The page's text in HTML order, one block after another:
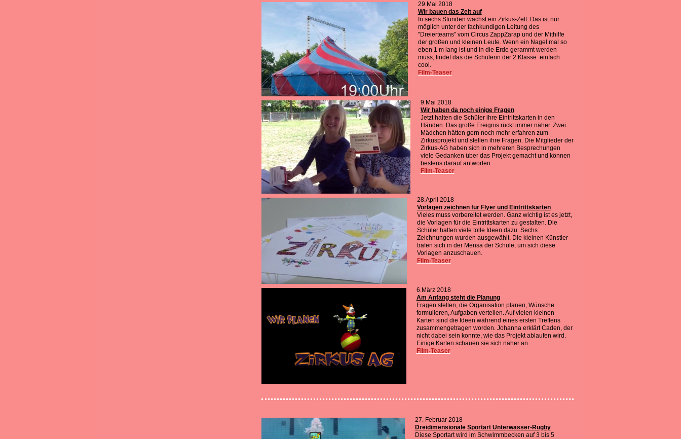
29.Mai 2018
Wir bauen das Zelt auf
In sechs Stunden wächst ein Zirkus-Zelt. Das ist nur
möglich unter der fachkundigen Leitung des
"Dreierteams" vom Circus ZappZarap und der Mithilfe
der großen und kleinen Leute. Wenn ein Nagel mal so
eben 1 m lang ist und in die Erde gerammt werden
muss, findet das die Schülerin der 2.Klasse einfach
cool.
Film-Teaser
9.Mai 2018
Wir haben da noch einige Fragen
Jetzt halten die Schüler ihre Eintrittskarten in den
Händen. Das große Ereignis rückt immer näher. Zwei
Mädchen hätten gern noch mehr erfahren zum
Zirkusprojekt und stellen ihre Fragen. Die Mitglieder der
Zirkus-AG haben sich in mehreren Besprechungen
viele Gedanken über das Projekt gemacht und können
bestens darauf antworten.
Film-Teaser
28.April 2018
Vorlagen zeichnen für Flyer und Eintrittskarten
Vieles muss vorbereitet werden. Ganz wichtig ist es jetzt,
die Vorlagen für die Eintrittskarten zu gestalten. Die
Schüler hatten viele tolle Ideen dazu. Sechs
Zeichnungen wurden ausgewählt. Die kleinen Künstler
trafen sich in der Mensa der Schule, um sich diese
Vorlagen anzuschauen.
Film-Teaser
6.März 2018
Am Anfang steht die Planung
Fragen stellen, die Organisation planen, Wünsche
formulieren, Aufgaben verteilen. Auf vielen kleinen
Karten sind die Ideen während eines ersten Treffens
zusammengetragen worden. Johanna erklärt Caden, der
nicht dabei sein konnte, wie das Projekt ablaufen wird.
Einige Karten schauen sie sich näher an.
Film-Teaser
27. Februar 2018
Dreidimensionale Sportart Unterwasser-Rugby
Diese Sportart wird im Schwimmbecken auf 3 bis 5